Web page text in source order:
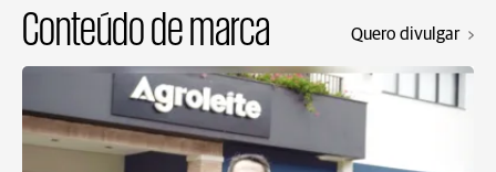
Conteúdo de marca Quero divulgar